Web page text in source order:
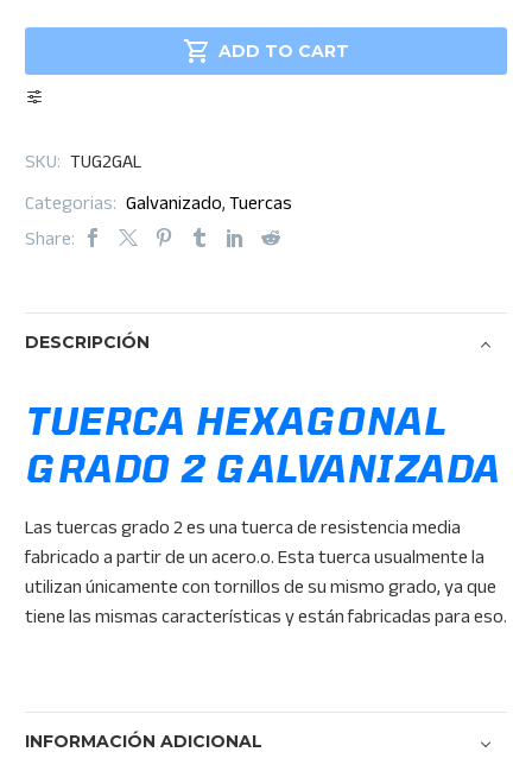
Galvanizada
NC
 ADD TO CART
SKU: TUG2GAL
Categorias: Galvanizado, Tuercas
Share:
DESCRIPCIÓN
TUERCA HEXAGONAL
GRADO 2 GALVANIZADA
Las tuercas grado 2 es una tuerca de resistencia media
fabricado a partir de un acero.o. Esta tuerca usualmente la
utilizan únicamente con tornillos de su mismo grado, ya que
tiene las mismas características y están fabricadas para eso.
INFORMACIÓN ADICIONAL